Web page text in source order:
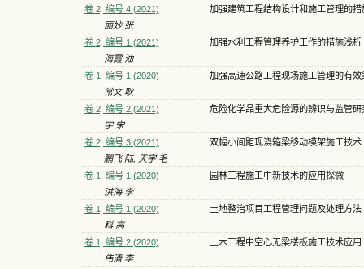
卷 2, 编号 4 (2021)
加强建筑工程结构设计和施工管理的措
丽妙 张
卷 2, 编号 1 (2021)
加强水利工程管理养护工作的措施浅析
海霞 油
卷 1, 编号 1 (2020)
加强高速公路工程现场施工管理的有效
常文 耿
卷 2, 编号 2 (2021)
危险化学品重大危险源的辨识与监管研
宇 宋
卷 2, 编号 3 (2021)
双幅小间距现浇箱梁移动模架施工技术
鹏飞 陆, 天宇 毛
卷 1, 编号 1 (2020)
园林工程施工中新技术的应用探微
洪海 李
卷 1, 编号 1 (2020)
土地整治项目工程管理问题及处理方法
科 高
卷 1, 编号 2 (2020)
土木工程中空心无梁楼板施工技术应用
伟清 李